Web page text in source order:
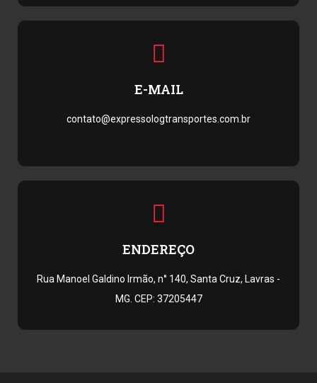
E-MAIL
contato@expressologtransportes.com.br
ENDEREÇO
Rua Manoel Galdino Irmão, n° 140, Santa Cruz, Lavras -
MG. CEP: 37205447